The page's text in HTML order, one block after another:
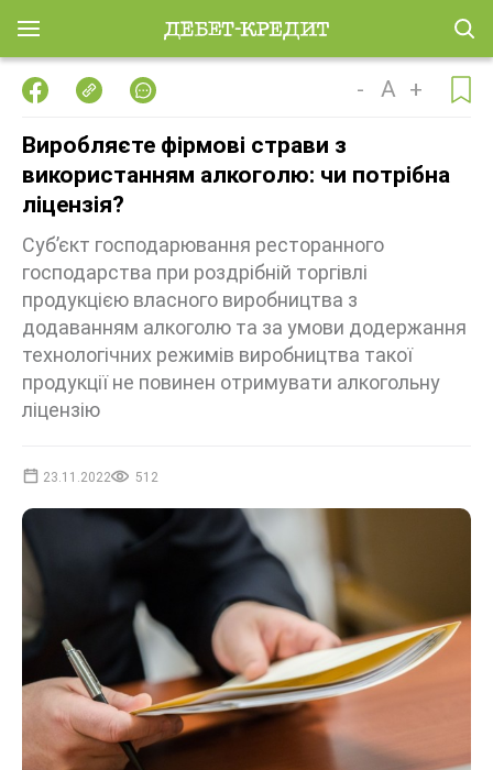
- A +
Виробляєте фірмові страви з
використанням алкоголю: чи потрібна
ліцензія?
Суб’єкт господарювання ресторанного
господарства при роздрібній торгівлі
продукцією власного виробництва з
додаванням алкоголю та за умови додержання
технологічних режимів виробництва такої
продукції не повинен отримувати алкогольну
ліцензію
23.11.2022 512